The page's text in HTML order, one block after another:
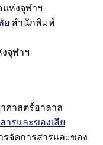
ห่งจุฬาฯ
ย สำนักพิมพ์
จุฬาฯ
ศาสตร์ฮาลาล
ารและของเสีย
จัดการสารและของ